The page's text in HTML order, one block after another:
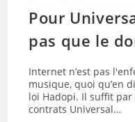
Pour
pas que le
Internet n’est pas
musique, quoi qu’en
loi Hadopi. Il suffit
contrats Universal…